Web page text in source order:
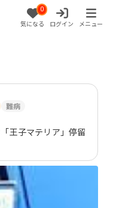
0
気になる ログイン メニュー
難病
王子マテリア」停留